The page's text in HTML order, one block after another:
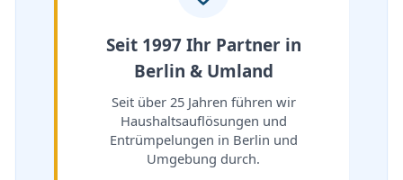
Seit 1997 Ihr Partner in
Berlin & Umland
Seit über 25 Jahren führen wir
Haushaltsauflösungen und
Entrümpelungen in Berlin und
Umgebung durch.